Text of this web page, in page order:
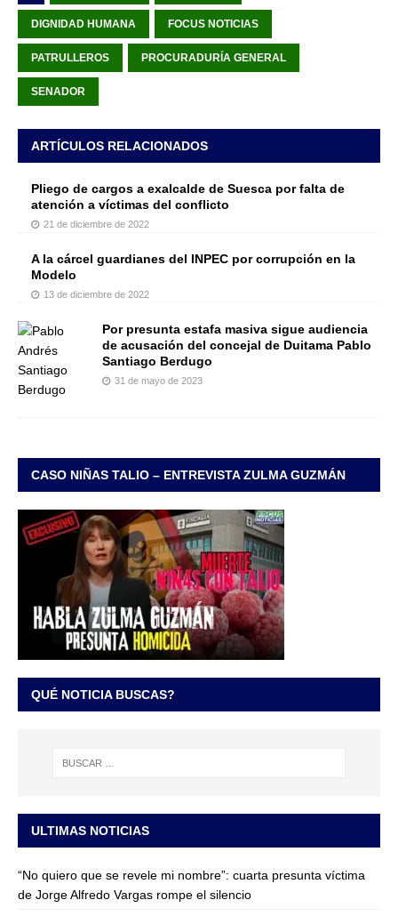
DIGNIDAD HUMANA FOCUS NOTICIAS
PATRULLEROS PROCURADURÍA GENERAL
SENADOR
ARTÍCULOS RELACIONADOS
Pliego de cargos a exalcalde de Suesca por falta de
atención a víctimas del conflicto
21 de diciembre de 2022
A la cárcel guardianes del INPEC por corrupción en la
Modelo
13 de diciembre de 2022
Por presunta estafa masiva sigue audiencia
de acusación del concejal de Duitama Pablo
Santiago Berdugo
31 de mayo de 2023
CASO NIÑAS TALIO – ENTREVISTA ZULMA GUZMÁN
QUÉ NOTICIA BUSCAS?
ULTIMAS NOTICIAS
“No quiero que se revele mi nombre”: cuarta presunta víctima
de Jorge Alfredo Vargas rompe el silencio